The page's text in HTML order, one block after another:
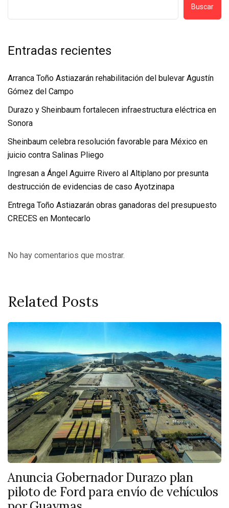
Buscar
Entradas recientes
Arranca Toño Astiazarán rehabilitación del bulevar Agustín
Gómez del Campo
Durazo y Sheinbaum fortalecen infraestructura eléctrica en
Sonora
Sheinbaum celebra resolución favorable para México en
juicio contra Salinas Pliego
Ingresan a Ángel Aguirre Rivero al Altiplano por presunta
destrucción de evidencias de caso Ayotzinapa
Entrega Toño Astiazarán obras ganadoras del presupuesto
CRECES en Montecarlo
No hay comentarios que mostrar.
Related Posts
Anuncia Gobernador Durazo plan
piloto de Ford para envío de vehículos